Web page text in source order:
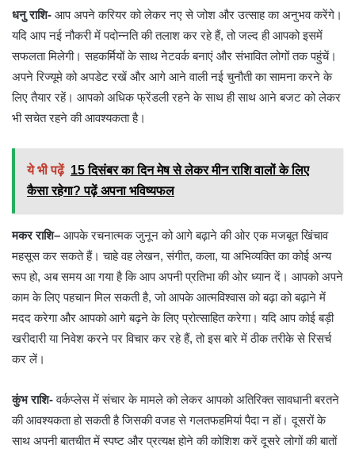
धनु राशि- आप अपने करियर को लेकर नए से जोश और उत्साह का अनुभव करेंगे।
यदि आप नई नौकरी में पदोन्नति की तलाश कर रहे हैं, तो जल्द ही आपको इसमें
सफलता मिलेगी। सहकर्मियों के साथ नेटवर्क बनाएं और संभावित लोगों तक पहुंचें।
अपने रिज्यूमे को अपडेट रखें और आगे आने वाली नई चुनौती का सामना करने के
लिए तैयार रहें। आपको अधिक फ्रेंडली रहने के साथ ही साथ आने बजट को लेकर
भी सचेत रहने की आवश्यकता है।
ये भी पढ़ें 15 दिसंबर का दिन मेष से लेकर मीन राशि वालों के लिए
कैसा रहेगा? पढ़ें अपना भविष्यफल
मकर राशि– आपके रचनात्मक जुनून को आगे बढ़ाने की ओर एक मजबूत खिंचाव
महसूस कर सकते हैं। चाहे वह लेखन, संगीत, कला, या अभिव्यक्ति का कोई अन्य
रूप हो, अब समय आ गया है कि आप अपनी प्रतिभा की ओर ध्यान दें। आपको अपने
काम के लिए पहचान मिल सकती है, जो आपके आत्मविश्वास को बढ़ा को बढ़ाने में
मदद करेगा और आपको आगे बढ़ने के लिए प्रोत्साहित करेगा। यदि आप कोई बड़ी
खरीदारी या निवेश करने पर विचार कर रहे हैं, तो इस बारे में ठीक तरीके से रिसर्च
कर लें।
कुंभ राशि-वर्कप्लेस में संचार के मामले को लेकर आपको अतिरिक्त सावधानी बरतने
की आवश्यकता हो सकती है जिसकी वजह से गलतफहमियां पैदा न हों। दूसरों के
साथ अपनी बातचीत में स्पष्ट और प्रत्यक्ष होने की कोशिश करें दूसरे लोगों की बातों